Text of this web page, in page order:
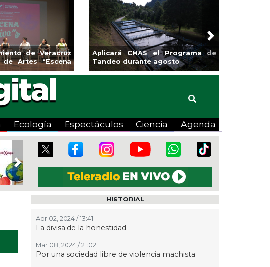
de Veracruz
Artes “Escena
Aplicará CMAS el Programa de
Tandeo durante agosto
Next
Ecología Espectáculos Ciencia Agenda
Next
HISTORIAL
Abr 02, 2024 / 13:41
La divisa de la honestidad
Mar 08, 2024 / 21:02
Por una sociedad libre de violencia machista